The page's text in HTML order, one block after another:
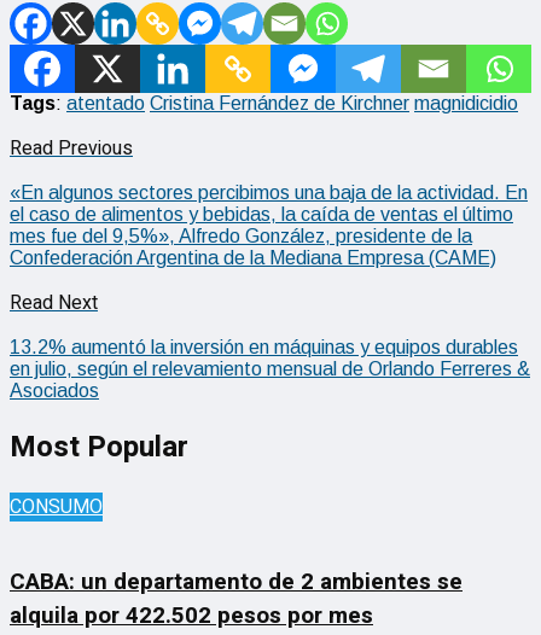
Tags: atentado Cristina Fernández de Kirchner magnidicidio
Read Previous
«En algunos sectores percibimos una baja de la actividad. En
el caso de alimentos y bebidas, la caída de ventas el último
mes fue del 9,5%», Alfredo González, presidente de la
Confederación Argentina de la Mediana Empresa (CAME)
Read Next
13.2% aumentó la inversión en máquinas y equipos durables
en julio, según el relevamiento mensual de Orlando Ferreres &
Asociados
Most Popular
CONSUMO
CABA: un departamento de 2 ambientes se
alquila por 422.502 pesos por mes